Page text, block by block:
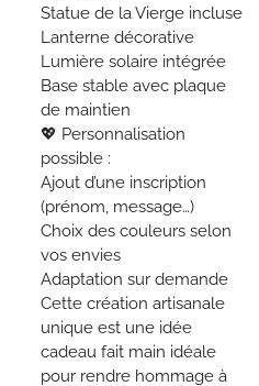
Statue de la Vierge incluse
Lanterne décorative
Lumière solaire intégrée
Base stable avec plaque
de maintien
💖 Personnalisation
possible :
Ajout d’une inscription
(prénom, message…)
Choix des couleurs selon
vos envies
Adaptation sur demande
Cette création artisanale
unique est une idée
cadeau fait main idéale
pour rendre hommage à